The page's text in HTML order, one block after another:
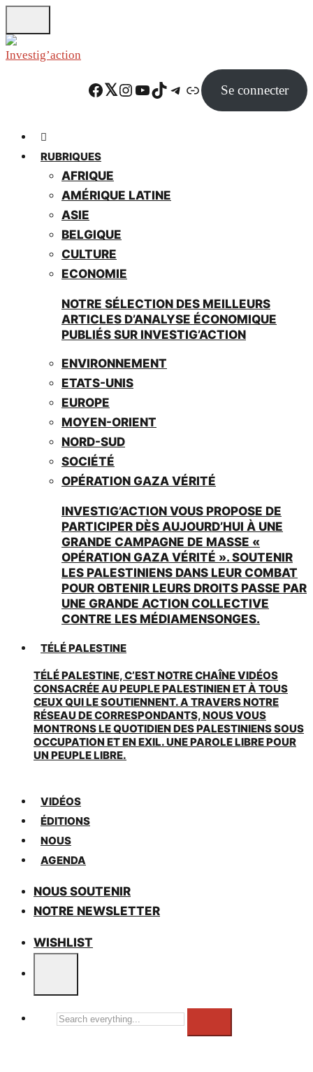
to
main
Facebook Twitter Instagram YouTube TikTok Telegram Lien Se connecter
RUBRIQUES
AFRIQUE
AMÉRIQUE LATINE
ASIE
BELGIQUE
CULTURE
ECONOMIE
NOTRE SÉLECTION DES MEILLEURS
ARTICLES D’ANALYSE ÉCONOMIQUE
PUBLIÉS SUR INVESTIG’ACTION
ENVIRONNEMENT
ETATS-UNIS
EUROPE
MOYEN-ORIENT
NORD-SUD
SOCIÉTÉ
OPÉRATION GAZA VÉRITÉ
INVESTIG’ACTION VOUS PROPOSE DE
PARTICIPER DÈS AUJOURD’HUI À UNE
GRANDE CAMPAGNE DE MASSE «
OPÉRATION GAZA VÉRITÉ ». SOUTENIR
LES PALESTINIENS DANS LEUR COMBAT
POUR OBTENIR LEURS DROITS PASSE PAR
UNE GRANDE ACTION COLLECTIVE
CONTRE LES MÉDIAMENSONGES.
TÉLÉ PALESTINE
TÉLÉ PALESTINE, C’EST NOTRE CHAÎNE VIDÉOS
CONSACRÉE AU PEUPLE PALESTINIEN ET À TOUS
CEUX QUI LE SOUTIENNENT. A TRAVERS NOTRE
RÉSEAU DE CORRESPONDANTS, NOUS VOUS
MONTRONS LE QUOTIDIEN DES PALESTINIENS SOUS
OCCUPATION ET EN EXIL. UNE PAROLE LIBRE POUR
UN PEUPLE LIBRE.
VIDÉOS
ÉDITIONS
NOUS
AGENDA
NOUS SOUTENIR
NOTRE NEWSLETTER
WISHLIST
Search